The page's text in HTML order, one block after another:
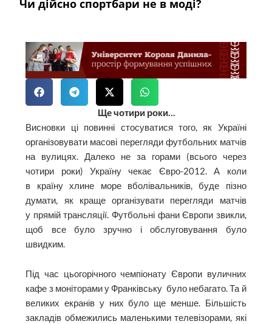
Чи дійсно спортбари не в моді?
Ще чотири роки…
Висновки ці повинні стосуватися того, як Україні
організовувати масові перегляди футбольних матчів
на вулицях. Далеко не за горами (всього через
чотири роки) Україну чекає Євро-2012. А коли
в країну хлине море вболівальників, буде пізно
думати, як краще організувати перегляди матчів
у прямій трансляції. Футбольні фани Європи звикли,
щоб все було зручно і обслуговування було
швидким.
Під час цьогорічного чемпіонату Європи вуличних
кафе з моніторами у Франківську було небагато. Та й
великих екранів у них було ще менше. Більшість
закладів обмежились маленькими телевізорами, які